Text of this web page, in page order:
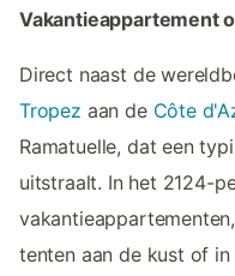
Vakantieappartement
Direct naast de
Tropez aan de Côte
Ramatuelle, dat een
uitstraalt. In het 2124-
tenten aan de kust of